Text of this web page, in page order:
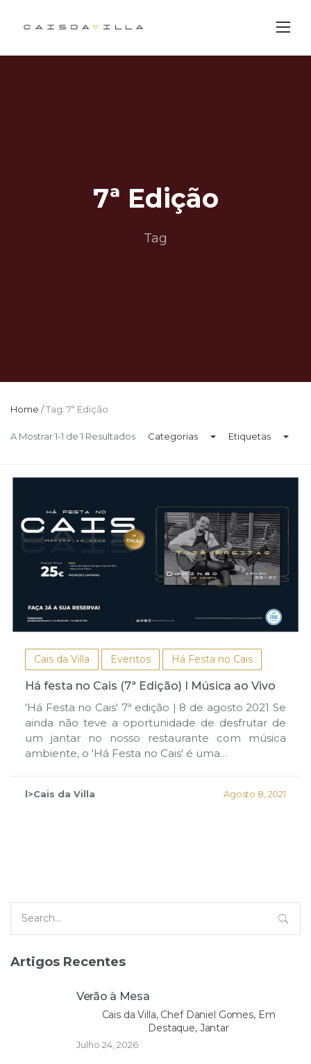
7ª Edição
Tag
Home /Tag: 7ª Edição
A Mostrar 1-1 de 1 Resultados Categorias Etiquetas
Cais da Villa Eventos Há Festa no Cais
Há festa no Cais (7ª Edição) I Música ao Vivo
'Há Festa no Cais' 7ª edição | 8 de agosto 2021 Se
ainda não teve a oportunidade de desfrutar de
um jantar no nosso restaurante com música
ambiente, o 'Há Festa no Cais' é uma…
l>Cais da Villa Agosto 8, 2021
for:
Artigos Recentes
Verão à Mesa
Cais da Villa, Chef Daniel Gomes, Em
Destaque, Jantar
Julho 24, 2026